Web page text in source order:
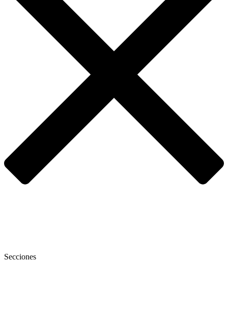
Secciones